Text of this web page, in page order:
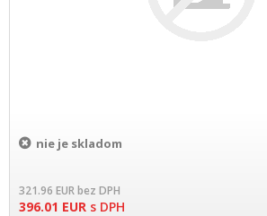
nie je skladom
321.96 EURbez DPH
396.01 EUR s DPH